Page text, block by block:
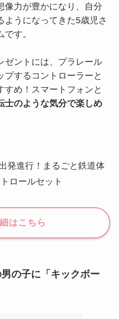
像力が豊かになり、自分
ようになってきた5歳児さ
す。
ゼントには、プラレール
プするコントローラーと
すめ！スマートフォンと
士のような気分で楽しめ
発進行！まるごと鉄道体
ロールセット
はこちら
の子に「キックボー